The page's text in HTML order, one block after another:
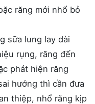
răng mới nhổ bỏ
sữa lung lay dài
rụng, răng đến
phát hiện răng
hướng thì cần đưa
thiệp, nhổ răng kịp